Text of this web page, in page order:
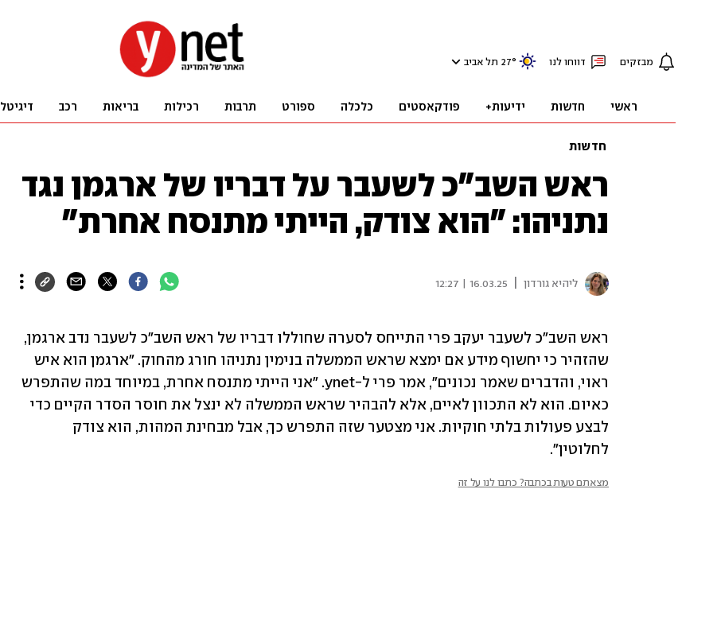
מבזקים דווחו לנו 27° תל אביב
ראשי חדשות ידיעות+ פודקאסטים כלכלה ספורט תרבות רכילות בריאות רכב דיגיטל
חדשות
ראש השב"כ לשעבר על דבריו של ארגמן נגד
נתניהו: "הוא צודק, הייתי מתנסח אחרת"
ליהיא גורדון 16.03.25 | 12:27
לחלוטין".
מצאתם טעות בכתבה? כתבו לנו על זה